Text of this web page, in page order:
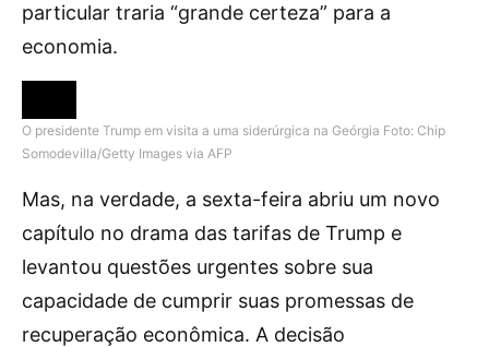
particular traria “grande certeza” para a
economia.
O presidente Trump em visita a uma siderúrgica na Geórgia Foto: Chip
Somodevilla/Getty Images via AFP
Mas, na verdade, a sexta-feira abriu um novo
capítulo no drama das tarifas de Trump e
levantou questões urgentes sobre sua
capacidade de cumprir suas promessas de
recuperação econômica. A decisão